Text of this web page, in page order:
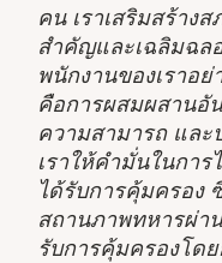
คน เราเสริมสร้าง
สำคัญและเฉลิมฉล
พนักงานของเราอย่
คือการผสมผสานอั
ความสามารถ แล
เราให้คำมั่นในกา
ได้รับการคุ้มครอง
สถานภาพทหารผ่า
รับการคุ้มครองโด